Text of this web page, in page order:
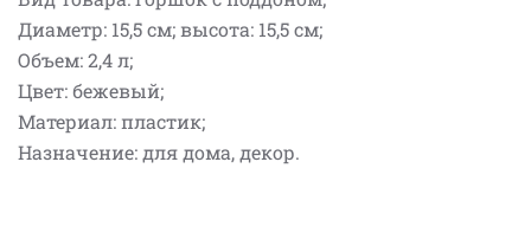
Диаметр: 15,5 см; высота: 15,5 см;
Объем: 2,4 л;
Цвет: бежевый;
Материал: пластик;
Назначение: для дома, декор.